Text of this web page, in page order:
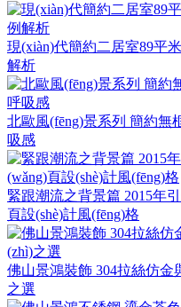
現(xiàn)代簡約二居室89平
解析
北歐風(fēng)景系列 簡約無
吸感
緊跟潮流之背景篇 2015年
頁設(shè)計風(fēng)格
佛山景鴻裝飾 304拉絲仿金
之選